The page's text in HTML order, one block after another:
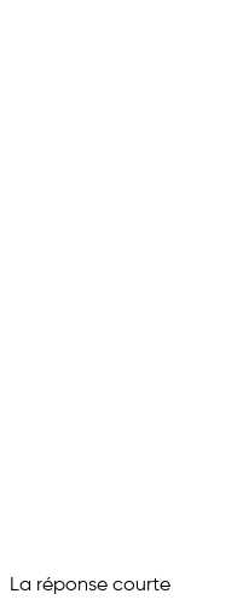
Channelize Analyze
La réponse courte